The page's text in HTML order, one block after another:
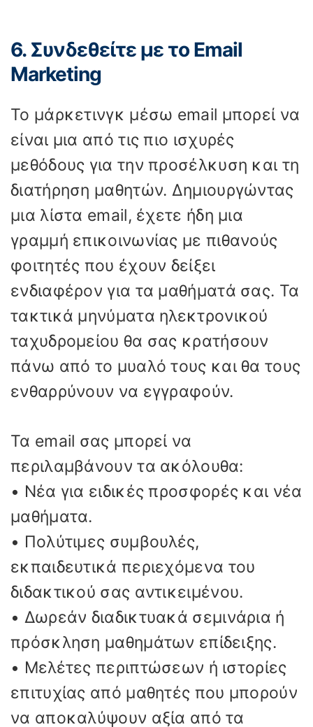
6. Συνδεθείτε με το Email
Marketing
Το μάρκετινγκ μέσω email μπορεί να
είναι μια από τις πιο ισχυρές
μεθόδους για την προσέλκυση και τη
διατήρηση μαθητών. Δημιουργώντας
μια λίστα email, έχετε ήδη μια
γραμμή επικοινωνίας με πιθανούς
φοιτητές που έχουν δείξει
ενδιαφέρον για τα μαθήματά σας. Τα
τακτικά μηνύματα ηλεκτρονικού
ταχυδρομείου θα σας κρατήσουν
πάνω από το μυαλό τους και θα τους
ενθαρρύνουν να εγγραφούν.
Τα email σας μπορεί να
περιλαμβάνουν τα ακόλουθα:
• Νέα για ειδικές προσφορές και νέα
μαθήματα.
• Πολύτιμες συμβουλές,
εκπαιδευτικά περιεχόμενα του
διδακτικού σας αντικειμένου.
• Δωρεάν διαδικτυακά σεμινάρια ή
πρόσκληση μαθημάτων επίδειξης.
• Μελέτες περιπτώσεων ή ιστορίες
επιτυχίας από μαθητές που μπορούν
να αποκαλύψουν αξία από τα